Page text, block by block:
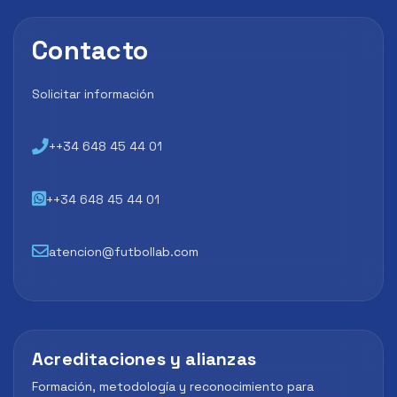
Contacto
Solicitar información
++34 648 45 44 01
++34 648 45 44 01
atencion@futbollab.com
Acreditaciones y alianzas
Formación, metodología y reconocimiento para